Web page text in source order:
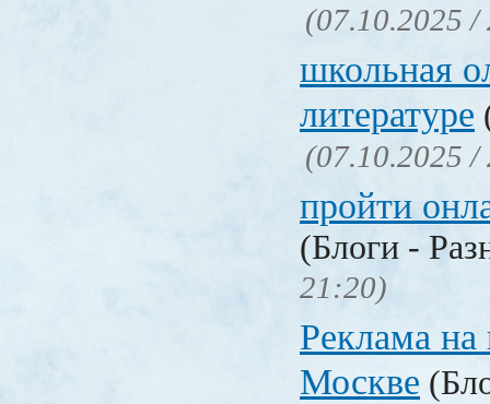
(07.10.2025 /
школьная
литературе
(07.10.2025 /
пройти
(Блоги -
21:20)
Реклама на
Москве